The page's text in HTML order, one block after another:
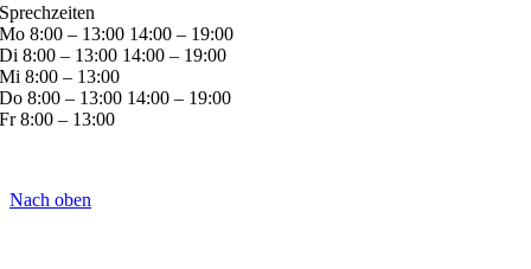
Sprechzeiten
Mo 8:00 – 13:00 14:00 – 19:00
Di 8:00 – 13:00 14:00 – 19:00
Mi 8:00 – 13:00
Do 8:00 – 13:00 14:00 – 19:00
Fr 8:00 – 13:00
Nach oben